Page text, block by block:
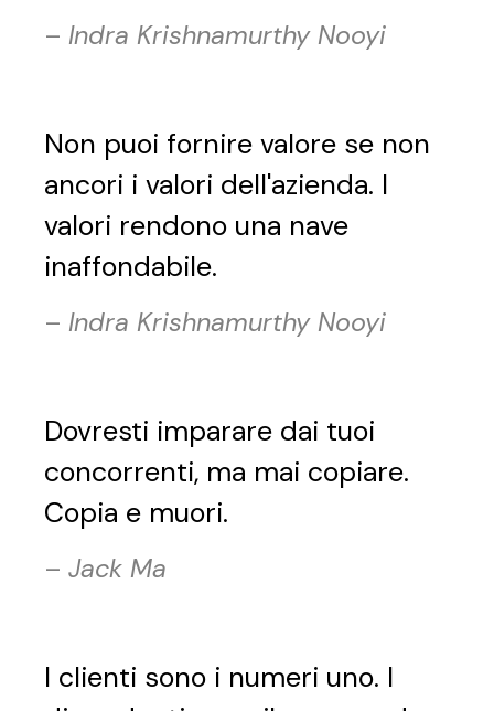
– Indra Krishnamurthy Nooyi
Non puoi fornire valore se non
ancori i valori dell'azienda. I
valori rendono una nave
inaffondabile.
– Indra Krishnamurthy Nooyi
Dovresti imparare dai tuoi
concorrenti, ma mai copiare.
Copia e muori.
– Jack Ma
I clienti sono i numeri uno. I